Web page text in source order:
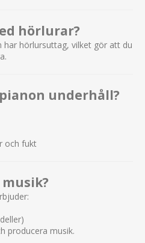
hörlurar?
har hörlursuttag, vilket gör att du
underhåll?
och fukt
producera musik.